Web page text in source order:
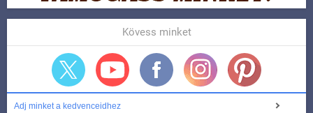
Kövess minket
Adj minket a kedvenceidhez